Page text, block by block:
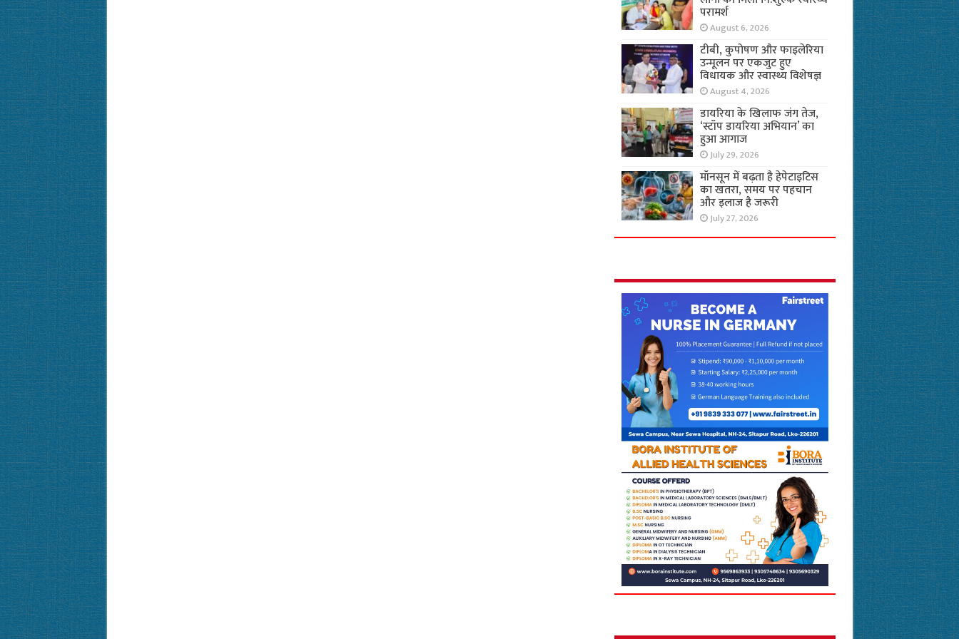
परामर्श
August 6, 2026
टीबी, कुपोषण और फाइलेरिया
उन्मूलन पर एकजुट हुए
विधायक और स्वास्थ्य विशेषज्ञ
August 4, 2026
डायरिया के खिलाफ जंग तेज,
‘स्टॉप डायरिया अभियान’ का
हुआ आगाज
July 29, 2026
मॉनसून में बढ़ता है हेपेटाइटिस
का खतरा, समय पर पहचान
और इलाज है जरूरी
July 27, 2026